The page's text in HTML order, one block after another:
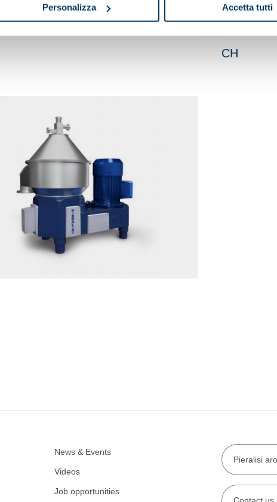
Personalizza Accetta tutti
CH
News & Events
Videos
Job opportunities
Pieralisi
Contact us